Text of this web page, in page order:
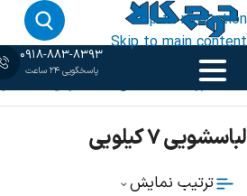
Skip to navigation
Skip to main content
0918-883-8393
پاسخگویی 24 ساعت
خانهفروشگاه ماشین لباسشویی
لباسشویی 7 کیلویی
ترتیب نمایش⌄